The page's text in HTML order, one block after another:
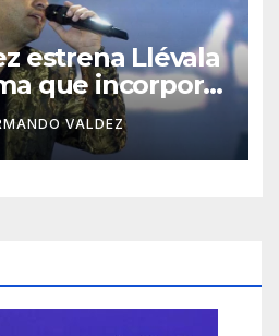
estrena Llévala
que incorpora
VALDEZ